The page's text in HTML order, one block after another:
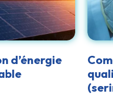
d’énergie